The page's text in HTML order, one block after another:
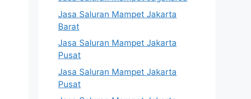
Jasa Saluran Mampet Jakarta
Barat
Jasa Saluran Mampet Jakarta
Pusat
Jasa Saluran Mampet Jakarta
Pusat